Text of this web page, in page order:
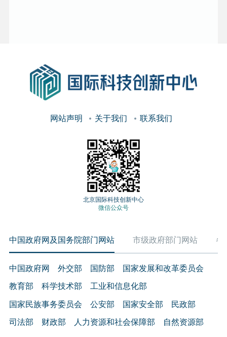
网站声明 关于我们 联系我们
北京国际科技创新中心
微信公众号
中国政府网及国务院部门网站 市级政府部门网站 各
中国政府网 外交部 国防部 国家发展和改革委员会
教育部 科学技术部 工业和信息化部
国家民族事务委员会 公安部 国家安全部 民政部
司法部 财政部 人力资源和社会保障部 自然资源部